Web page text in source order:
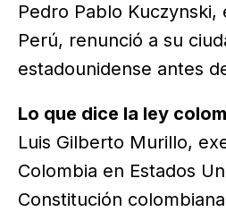
Pedro Pablo
Perú, renunció a su
estadounidense antes
Lo que dice la ley
Luis Gilberto Murillo,
Colombia en Estados
Constitución